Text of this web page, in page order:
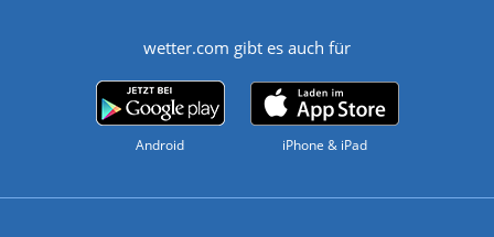
wetter.com gibt es auch für
Android iPhone & iPad